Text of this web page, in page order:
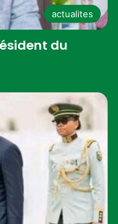
actualites
du